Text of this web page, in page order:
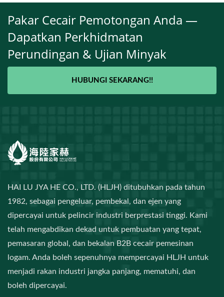
Pakar Cecair Pemotongan Anda —
Dapatkan Perkhidmatan
Perundingan & Ujian Minyak
HUBUNGI SEKARANG!!
HAI LU JYA HE CO., LTD. (HLJH) ditubuhkan pada tahun
1982, sebagai pengeluar, pembekal, dan ejen yang
dipercayai untuk pelincir industri berprestasi tinggi. Kami
telah mengabdikan dekad untuk pembuatan yang tepat,
pemasaran global, dan bekalan B2B cecair pemesinan
logam. Anda boleh sepenuhnya mempercayai HLJH untuk
menjadi rakan industri jangka panjang, mematuhi, dan
boleh dipercayai.